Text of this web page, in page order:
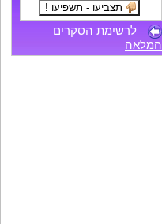
לרשימת הסקרים
המלאה